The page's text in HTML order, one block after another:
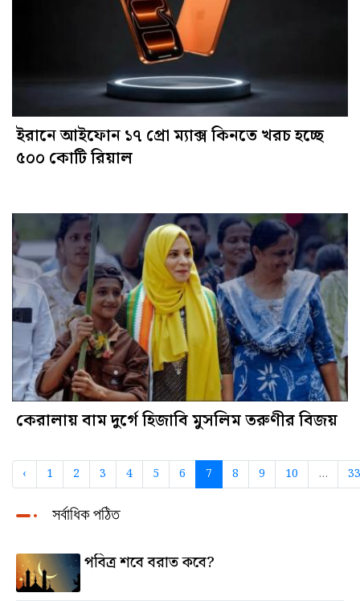
ইরানে আইফোন ১৭ প্রো ম্যাক্স কিনতে খরচ হচ্ছে
৫০০ কোটি রিয়াল
কেরালায় বাম দুর্গে হিজাবি মুসলিম তরুণীর বিজয়
‹ 1 2 3 4 5 6 7 8 9 10 ... 33
সর্বাধিক পঠিত
পবিত্র শবে বরাত কবে?